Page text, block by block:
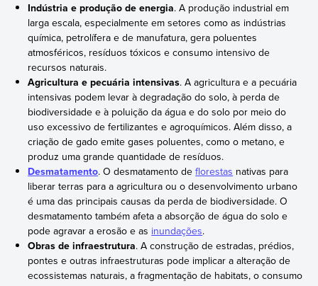
Indústria e produção de energia. A produção industrial em
larga escala, especialmente em setores como as indústrias
química, petrolífera e de manufatura, gera poluentes
atmosféricos, resíduos tóxicos e consumo intensivo de
recursos naturais.
Agricultura e pecuária intensivas. A agricultura e a pecuária
intensivas podem levar à degradação do solo, à perda de
biodiversidade e à poluição da água e do solo por meio do
uso excessivo de fertilizantes e agroquímicos. Além disso, a
criação de gado emite gases poluentes, como o metano, e
produz uma grande quantidade de resíduos.
Desmatamento. O desmatamento deflorestas nativas para
liberar terras para a agricultura ou o desenvolvimento urbano
é uma das principais causas da perda de biodiversidade. O
desmatamento também afeta a absorção de água do solo e
pode agravar a erosão e as inundações.
Obras de infraestrutura. A construção de estradas, prédios,
pontes e outras infraestruturas pode implicar a alteração de
ecossistemas naturais, a fragmentação de habitats, o consumo